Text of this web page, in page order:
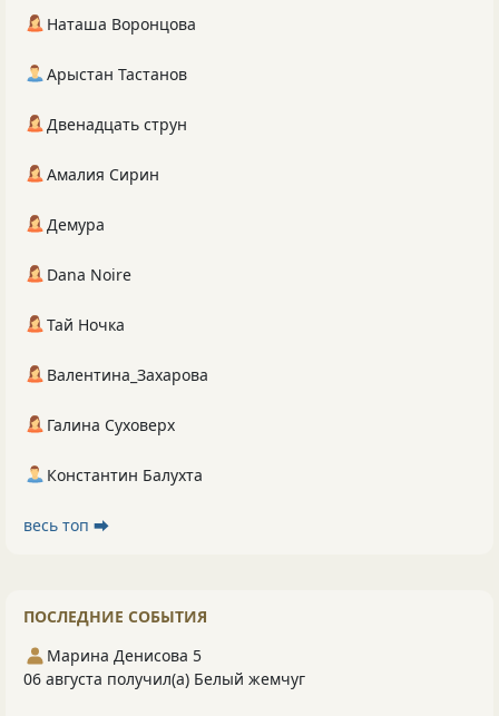
Наташа Воронцова
Арыстан Тастанов
Двенадцать струн
Амалия Сирин
Демура
Dana Noire
Тай Ночка
Валентина_Захарова
Галина Суховерх
Константин Балухта
весь топ ⮕
ПОСЛЕДНИЕ СОБЫТИЯ
Марина Денисова 5
06 августа получил(а) Белый жемчуг